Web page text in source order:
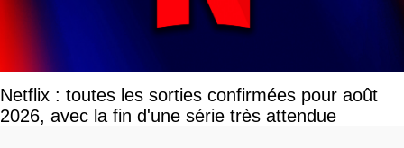
Netflix : toutes les sorties confirmées pour août
2026, avec la fin d'une série très attendue